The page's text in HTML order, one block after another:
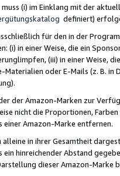
(i) im Einklang mit der
definiert)
für den in der
(i) in einer Weise, die ein
(iii) in einer Weise,
oder E-Mails (z. B. in
der Amazon-Marken zur
nicht die Proportionen,
einer Amazon-Marke entfernen.
alleine in ihrer Gesamtheit
hinreichender Abstand
dieser Amazon-Marke